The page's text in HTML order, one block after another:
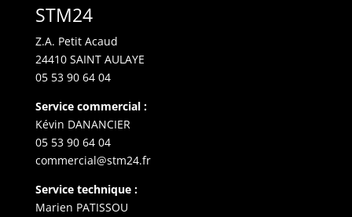
STM24
Z.A. Petit Acaud
24410 SAINT AULAYE
05 53 90 64 04
Service commercial :
Kévin DANANCIER
05 53 90 64 04
commercial@stm24.fr
Service technique :
Marien PATISSOU